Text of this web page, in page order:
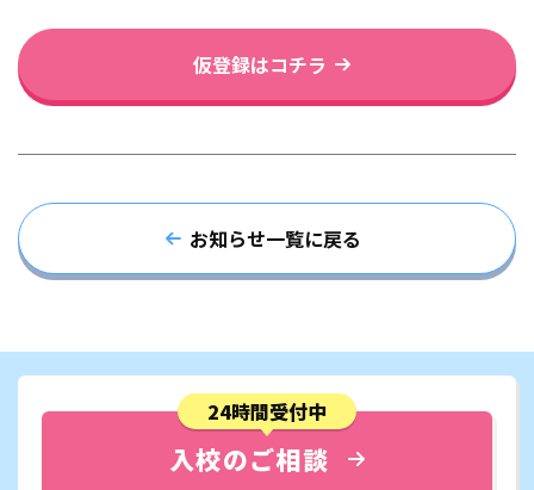
仮登録はコチラ
お知らせ一覧に戻る
24時間受付中
入校のご相談